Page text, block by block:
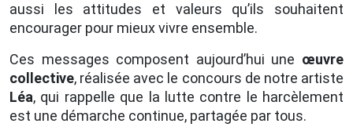
aussi les attitudes et valeurs qu’ils souhaitent
encourager pour mieux vivre ensemble.
Ces messages composent aujourd’hui une œuvre
collective, réalisée avec le concours de notre artiste
Léa, qui rappelle que la lutte contre le harcèlement
est une démarche continue, partagée par tous.